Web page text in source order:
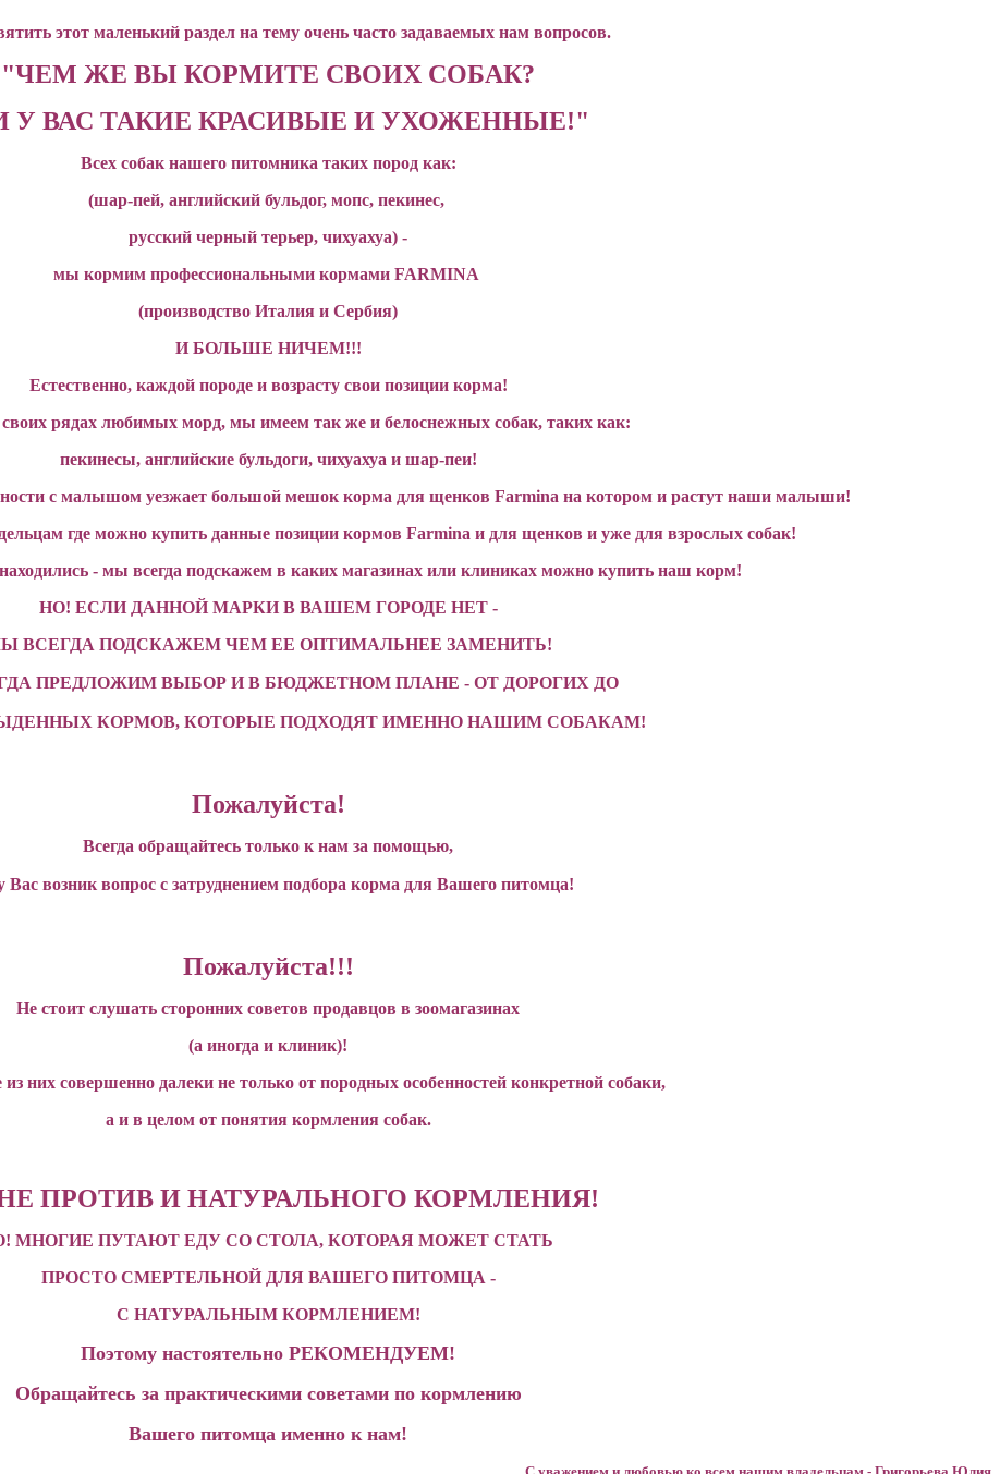
этот маленький раздел на тему очень часто задаваемых нам вопросов.
"ЧЕМ ЖЕ ВЫ КОРМИТЕ СВОИХ СОБАК?
У ВАС ТАКИЕ КРАСИВЫЕ И УХОЖЕННЫЕ!"
Всех собак нашего питомника таких пород как:
(шар-пей, английский бульдог, мопс, пекинес,
русский черный терьер, чихуахуа) -
мы кормим профессиональными кормами FARMINA
(производство Италия и Сербия)
И БОЛЬШЕ НИЧЕМ!!!
Естественно, каждой породе и возрасту свои позиции корма!
рядах любимых морд, мы имеем так же и белоснежных собак, таких как:
пекинесы, английские бульдоги, чихуахуа и шар-пеи!
с малышом уезжает большой мешок корма для щенков Farmina на котором и растут наши малыши!
где можно купить данные позиции кормов Farmina и для щенков и уже для взрослых собак!
- мы всегда подскажем в каких магазинах или клиниках можно купить наш корм!
НО! ЕСЛИ ДАННОЙ МАРКИ В ВАШЕМ ГОРОДЕ НЕТ -
ВСЕГДА ПОДСКАЖЕМ ЧЕМ ЕЕ ОПТИМАЛЬНЕЕ ЗАМЕНИТЬ!
ПРЕДЛОЖИМ ВЫБОР И В БЮДЖЕТНОМ ПЛАНЕ - ОТ ДОРОГИХ ДО
КОРМОВ, КОТОРЫЕ ПОДХОДЯТ ИМЕННО НАШИМ СОБАКАМ!
Пожалуйста!
Всегда обращайтесь только к нам за помощью,
Вас возник вопрос с затруднением подбора корма для Вашего питомца!
Пожалуйста!!!
Не стоит слушать сторонних советов продавцов в зоомагазинах
(а иногда и клиник)!
них совершенно далеки не только от породных особенностей конкретной собаки,
а и в целом от понятия кормления собак.
ПРОТИВ И НАТУРАЛЬНОГО КОРМЛЕНИЯ!
МНОГИЕ ПУТАЮТ ЕДУ СО СТОЛА, КОТОРАЯ МОЖЕТ СТАТЬ
ПРОСТО СМЕРТЕЛЬНОЙ ДЛЯ ВАШЕГО ПИТОМЦА -
С НАТУРАЛЬНЫМ КОРМЛЕНИЕМ!
Поэтому настоятельно РЕКОМЕНДУЕМ!
Обращайтесь за практическими советами по кормлению
Вашего питомца именно к нам!